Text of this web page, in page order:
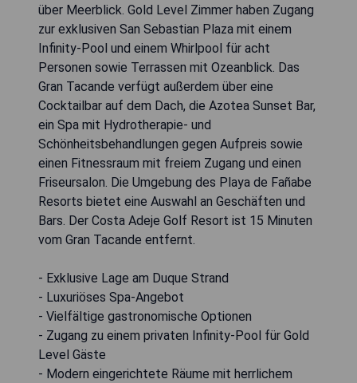
über Meerblick. Gold Level Zimmer haben Zugang
zur exklusiven San Sebastian Plaza mit einem
Infinity-Pool und einem Whirlpool für acht
Personen sowie Terrassen mit Ozeanblick. Das
Gran Tacande verfügt außerdem über eine
Cocktailbar auf dem Dach, die Azotea Sunset Bar,
ein Spa mit Hydrotherapie- und
Schönheitsbehandlungen gegen Aufpreis sowie
einen Fitnessraum mit freiem Zugang und einen
Friseursalon. Die Umgebung des Playa de Fañabe
Resorts bietet eine Auswahl an Geschäften und
Bars. Der Costa Adeje Golf Resort ist 15 Minuten
vom Gran Tacande entfernt.
- Exklusive Lage am Duque Strand
- Luxuriöses Spa-Angebot
- Vielfältige gastronomische Optionen
- Zugang zu einem privaten Infinity-Pool für Gold
Level Gäste
- Modern eingerichtete Räume mit herrlichem